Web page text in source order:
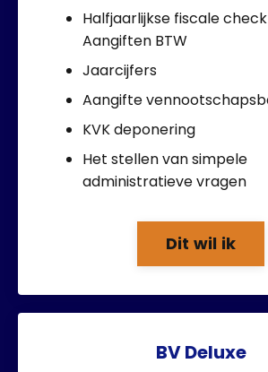
Halfjaarlijkse fiscale check
Aangiften BTW
Jaarcijfers
Aangifte
KVK deponering
Het stellen van simpele
administratieve vragen
Dit wil ik
BV Deluxe